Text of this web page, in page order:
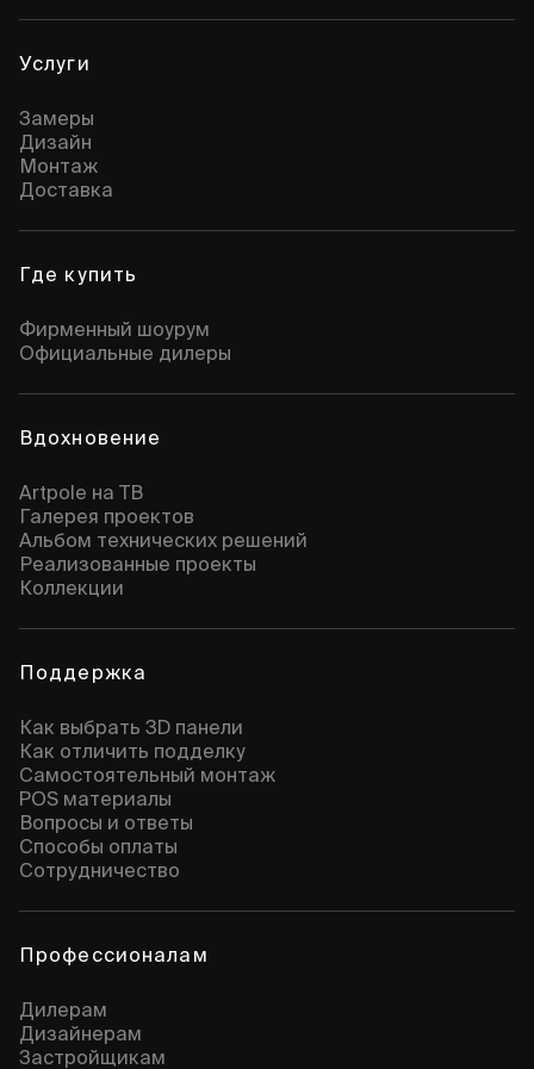
Услуги
Замеры
Дизайн
Монтаж
Доставка
Где купить
Фирменный шоурум
Официальные дилеры
Вдохновение
Artpole на ТВ
Галерея проектов
Альбом технических решений
Реализованные проекты
Коллекции
Поддержка
Как выбрать 3D панели
Как отличить подделку
Самостоятельный монтаж
POS материалы
Вопросы и ответы
Способы оплаты
Сотрудничество
Профессионалам
Дилерам
Дизайнерам
Застройщикам